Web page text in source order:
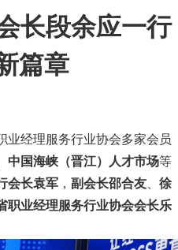
长段余应一行
篇章
业经理服务行业协会多家会员
中国海峡（晋江）人才市场等
会长袁军 ， 副会长邵合友
徐
职业经理服务行业协会会长乐